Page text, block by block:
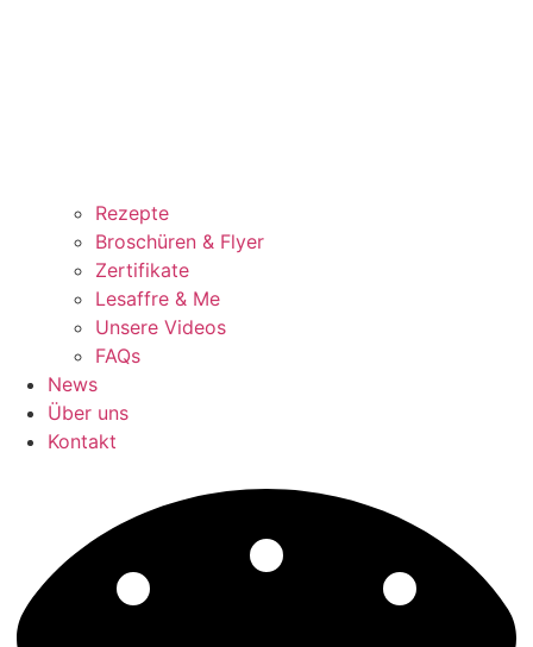
Rezepte
Broschüren & Flyer
Zertifikate
Lesaffre & Me
Unsere Videos
FAQs
News
Über uns
Kontakt